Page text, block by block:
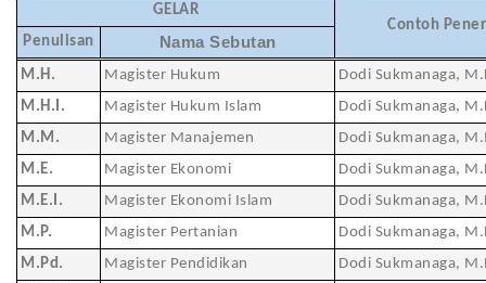
GELAR
Contoh
Penulisan
Nama Sebutan
M.H. Magister Hukum
Dodi Sukmanaga,
M.H.I.
Magister Hukum Islam
Dodi Sukmanaga,
M.M.
Magister Manajemen
Dodi Sukmanaga,
M.E.
Magister Ekonomi
Dodi Sukmanaga,
M.E.I.
Magister Ekonomi Islam
Dodi Sukmanaga,
M.P.
Magister Pertanian
Dodi Sukmanaga,
M.Pd.
Magister Pendidikan
Dodi Sukmanaga,